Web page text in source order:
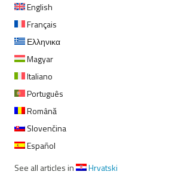
English
Français
Ελληνικα
Magyar
Italiano
Português
Română
Slovenčina
Español
See all articles in
Hrvatski